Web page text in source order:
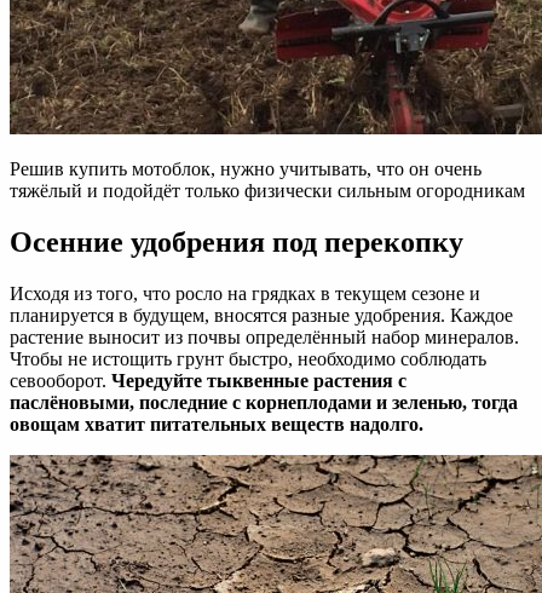
Решив купить мотоблок, нужно учитывать, что он очень
тяжёлый и подойдёт только физически сильным огородникам
Осенние удобрения под перекопку
Исходя из того, что росло на грядках в текущем сезоне и
планируется в будущем, вносятся разные удобрения. Каждое
растение выносит из почвы определённый набор минералов.
Чтобы не истощить грунт быстро, необходимо соблюдать
севооборот. Чередуйте тыквенные растения с
паслёновыми, последние с корнеплодами и зеленью, тогда
овощам хватит питательных веществ надолго.